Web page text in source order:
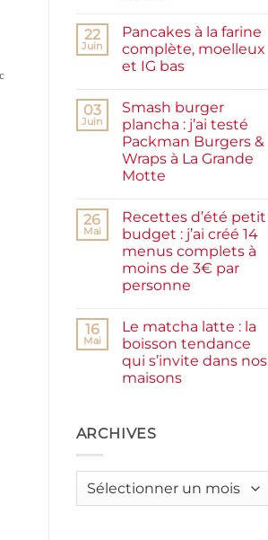
sur
Confiture
de
prunes
et
rapide
22
Juin
Pancakes à la farine
complète, moelleux
et IG bas
sur
Pancakes
à
la
farine
complète,
moelleux
bas
03
Juin
Smash burger
plancha : j’ai testé
Packman Burgers &
Wraps à La Grande
Motte
sur
Smash
burger
plancha :
j’ai
testé
Packman
à
La
Grande
Motte
26
Mai
Recettes d’été petit
budget : j’ai créé 14
menus complets à
moins de 3€ par
personne
sur
Recettes
d’été
petit
budget
menus
complets
3€
16
Mai
Le matcha latte : la
boisson tendance
qui s’invite dans nos
maisons
Le
matcha
boisson
ARCHIVES
Archives